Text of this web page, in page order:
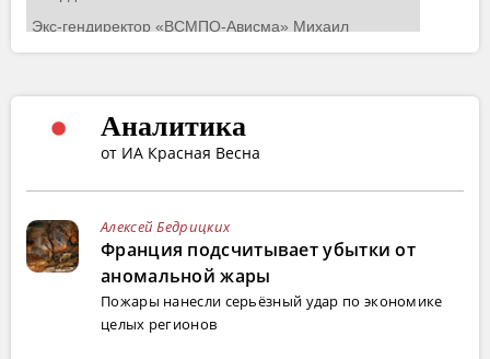
Аналитика
от ИА Красная Весна
Алексей Бедрицких
Франция подсчитывает убытки от
аномальной жары
Пожары нанесли серьёзный удар по экономике
целых регионов